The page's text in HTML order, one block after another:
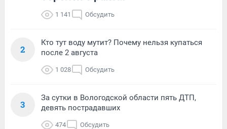
1 141 Обсудить
2
Кто тут воду мутит? Почему нельзя купаться
после 2 августа
1 028 Обсудить
3
За сутки в Вологодской области пять ДТП,
девять пострадавших
474 Обсудить